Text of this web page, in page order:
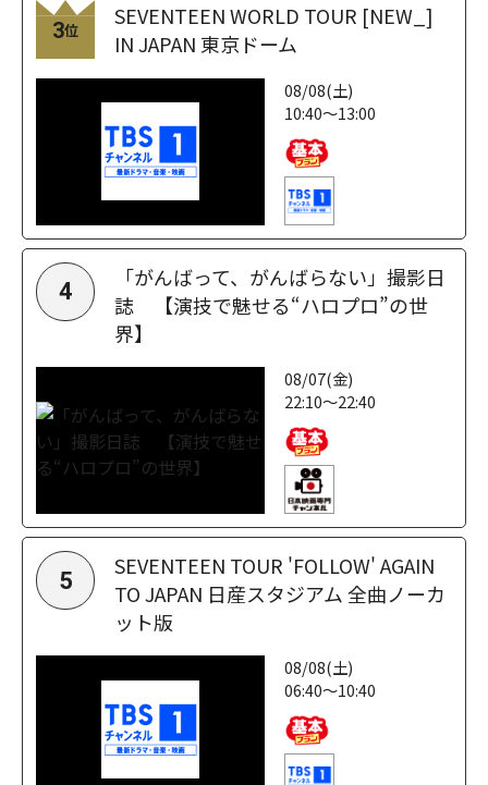
3位
SEVENTEEN WORLD TOUR [NEW_]
IN JAPAN 東京ドーム
08/08(土)
10:40～13:00
4
「がんばって、がんばらない」撮影日
誌 【演技で魅せる“ハロプロ”の世
界】
08/07(金)
22:10～22:40
5
SEVENTEEN TOUR 'FOLLOW' AGAIN
TO JAPAN 日産スタジアム 全曲ノーカ
ット版
08/08(土)
06:40～10:40